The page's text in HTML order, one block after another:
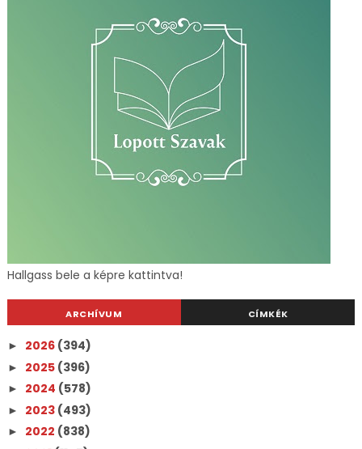
Hallgass bele a képre kattintva!
ARCHÍVUM CÍMKÉK
► 2026 (394)
► 2025 (396)
► 2024 (578)
► 2023 (493)
► 2022 (838)